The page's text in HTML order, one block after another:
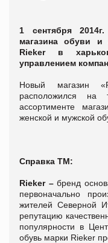
1 сентября
магазина обуви и
Rieker в
управлением
Новый магазин
расположился на
ассортименте
женской и мужской
Справка ТМ:
Rieker –бренд
первоначально
жителей Северной
репутацию
популярности в
обувь марки Rieker